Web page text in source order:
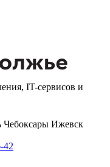
IT-сервисов и
Чебоксары Ижевск
42